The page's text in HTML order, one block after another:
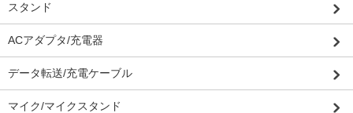
スタンド
ACアダプタ/充電器
データ転送/充電ケーブル
マイク/マイクスタンド